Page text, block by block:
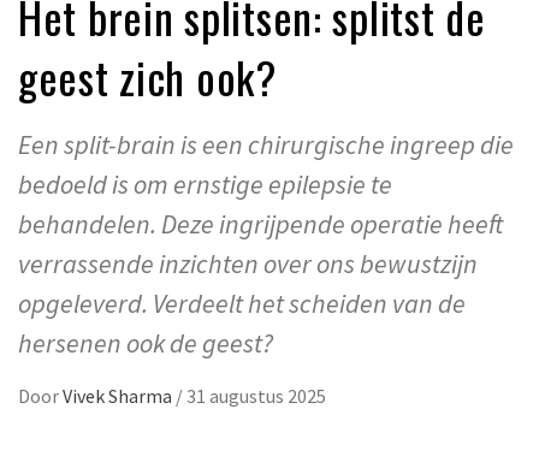
Het brein splitsen: splitst de
geest zich ook?
Een split-brain is een chirurgische ingreep die
bedoeld is om ernstige epilepsie te
behandelen. Deze ingrijpende operatie heeft
verrassende inzichten over ons bewustzijn
opgeleverd. Verdeelt het scheiden van de
hersenen ook de geest?
DoorVivek Sharma / 31 augustus 2025